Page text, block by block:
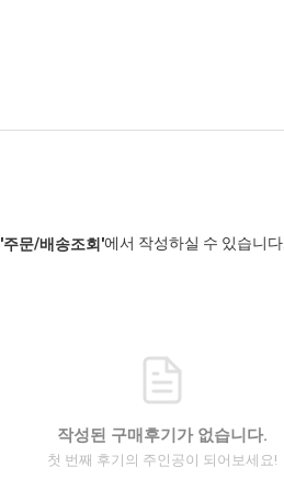
'주문/배송조회'에서 작성하실 수 있습니다.
작성된 구매후기가 없습니다.
첫 번째 후기의 주인공이 되어보세요!